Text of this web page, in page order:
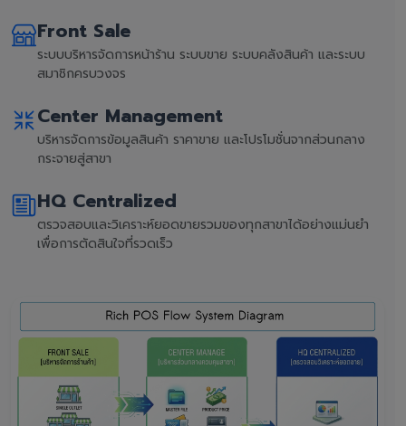
Front Sale
ระบบบริหารจัดการหน้าร้าน ระบบขาย ระบบคลังสินค้า และระบบ
สมาชิกครบวงจร
Center Management
บริหารจัดการข้อมูลสินค้า ราคาขาย และโปรโมชั่นจากส่วนกลาง
กระจายสู่สาขา
HQ Centralized
ตรวจสอบและวิเคราะห์ยอดขายรวมของทุกสาขาได้อย่างแม่นยำ
เพื่อการตัดสินใจที่รวดเร็ว